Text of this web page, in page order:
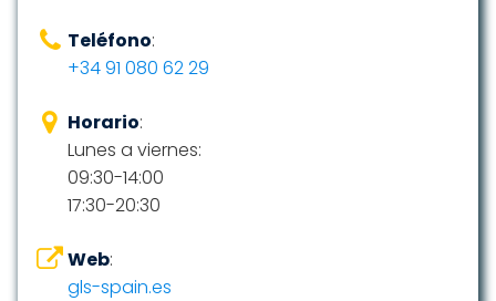
Teléfono:
+34 91 080 62 29
Horario:
Lunes a viernes:
09:30-14:00
17:30-20:30
Web:
gls-spain.es